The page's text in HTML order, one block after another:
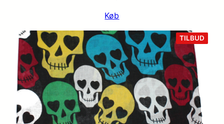
Køb
TILBUD
PÅ